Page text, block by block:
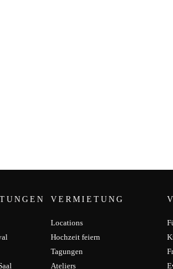
VERMIETUNG
Locations
Hochzeit feiern
Tagungen
Ateliers